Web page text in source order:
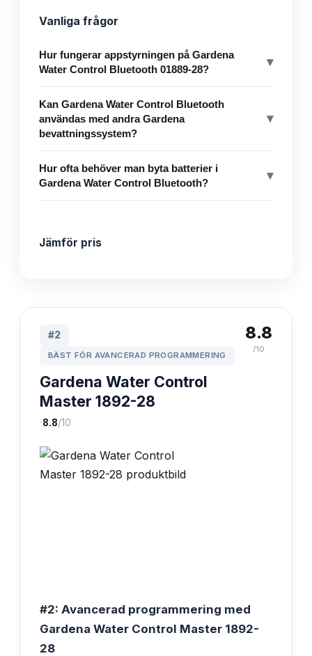
Vanliga frågor
Hur fungerar appstyrningen på Gardena
Water Control Bluetooth 01889-28?
▾
Kan Gardena Water Control Bluetooth
användas med andra Gardena
bevattningssystem?
▾
Hur ofta behöver man byta batterier i
Gardena Water Control Bluetooth?
▾
Jämför pris
#2
BÄST FÖR AVANCERAD PROGRAMMERING
Gardena Water Control
Master 1892-28
·8.8/10
8.8
/10
#2: Avancerad programmering med
Gardena Water Control Master 1892-
28